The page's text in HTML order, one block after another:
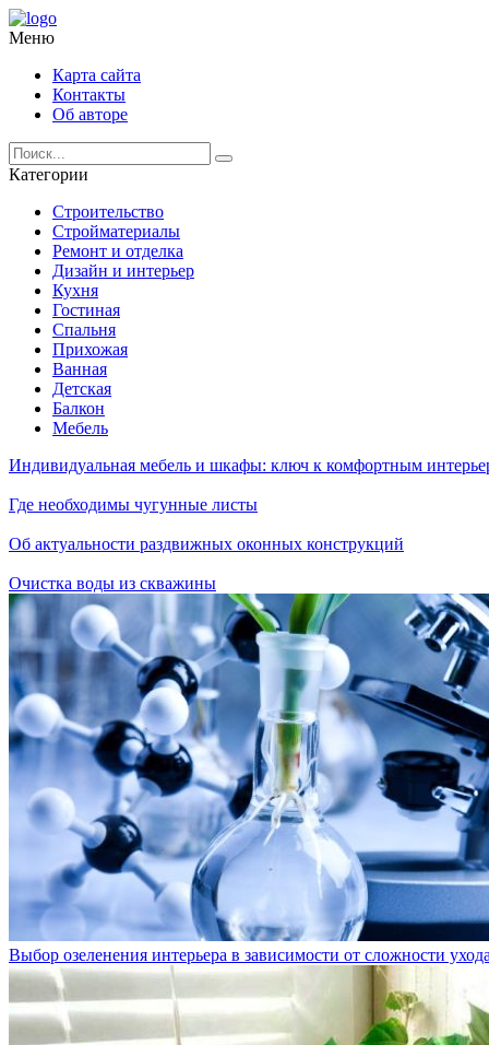
Меню
Карта сайта
Контакты
Об авторе
Категории
Строительство
Стройматериалы
Ремонт и отделка
Дизайн и интерьер
Кухня
Гостиная
Спальня
Прихожая
Ванная
Детская
Балкон
Мебель
Индивидуальная мебель и шкафы: ключ к комфортным
Где необходимы чугунные листы
Об актуальности раздвижных оконных конструкций
Очистка воды из скважины
Выбор озеленения интерьера в зависимости от сложности